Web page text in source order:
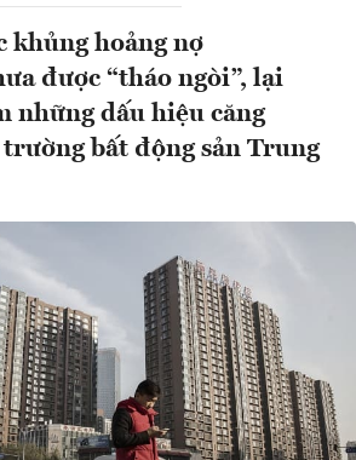
khủng hoảng nợ
được “tháo ngòi”, lại
những dấu hiệu căng
bất động sản Trung